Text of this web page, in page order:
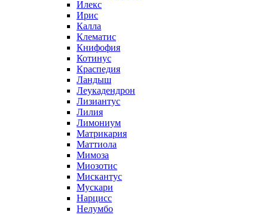
Илекс
Ирис
Калла
Клематис
Книфофия
Котинус
Краспедия
Ландыш
Леукадендрон
Лизиантус
Лилия
Лимониум
Матрикария
Маттиола
Мимоза
Миозотис
Мискантус
Мускари
Нарцисс
Нелумбо